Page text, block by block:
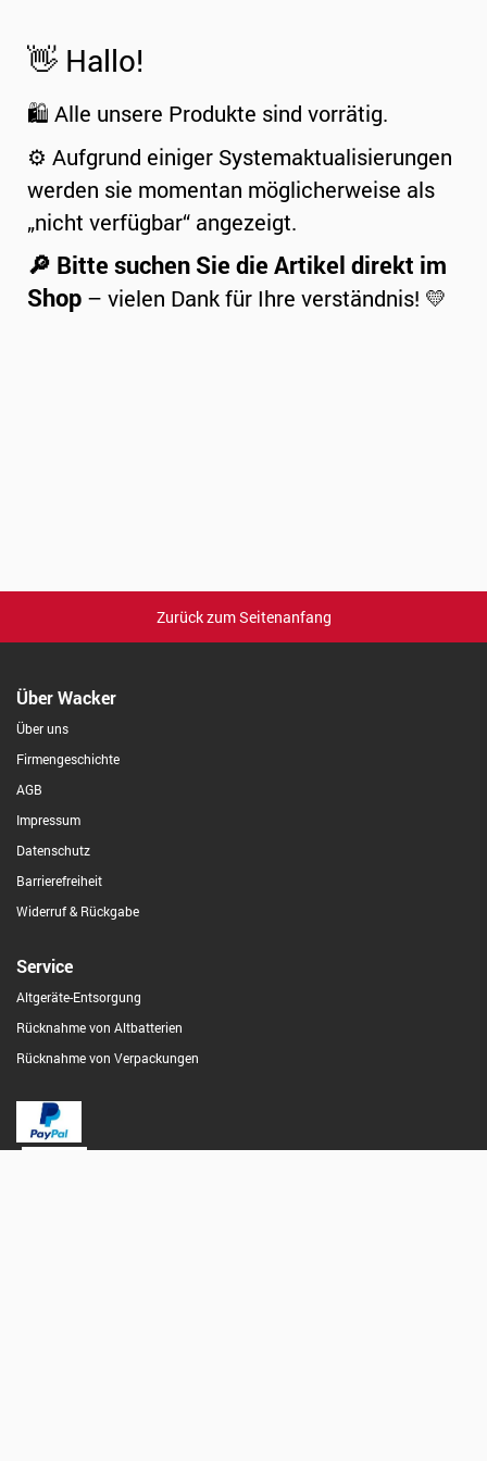
👋 Hallo!
🛍️ Alle unsere Produkte sind vorrätig.
⚙️ Aufgrund einiger Systemaktualisierungen
werden sie momentan möglicherweise als
„nicht verfügbar“ angezeigt.
🔎 Bitte suchen Sie die Artikel direkt im
Shop – vielen Dank für Ihre verständnis! 💛
Zurück zum Seitenanfang
Über Wacker
Über uns
Firmengeschichte
AGB
Impressum
Datenschutz
Barrierefreiheit
Widerruf & Rückgabe
Service
Altgeräte-Entsorgung
Rücknahme von Altbatterien
Rücknahme von Verpackungen